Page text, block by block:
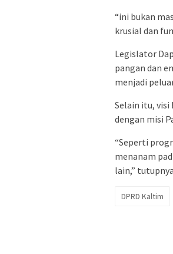
“ini bukan
krusial dan
Legislator
pangan dan
menjadi
Selain itu, visi
dengan misi
“Seperti
menanam
lain,”
DPRD Kaltim